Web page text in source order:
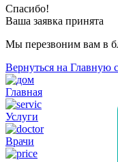
Спасибо!
Ваша заявка принята
Мы перезвоним вам в
Вернуться на Главную
Главная
Услуги
Врачи